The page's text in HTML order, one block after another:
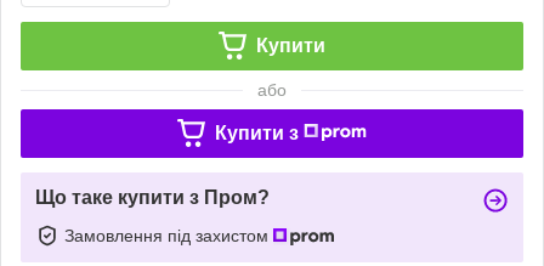
Купити
або
Купити з
Що таке купити з Пром?
Замовлення під захистом